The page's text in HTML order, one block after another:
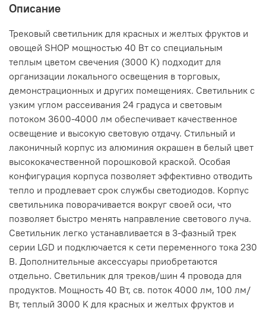
Описание
Трековый светильник для красных и желтых фруктов и
овощей SHOP мощностью 40 Вт со специальным
теплым цветом свечения (3000 К) подходит для
организации локального освещения в торговых,
демонстрационных и других помещениях. Светильник с
узким углом рассеивания 24 градуса и световым
потоком 3600-4000 лм обеспечивает качественное
освещение и высокую световую отдачу. Стильный и
лаконичный корпус из алюминия окрашен в белый цвет
высококачественной порошковой краской. Особая
конфигурация корпуса позволяет эффективно отводить
тепло и продлевает срок службы светодиодов. Корпус
светильника поворачивается вокруг своей оси, что
позволяет быстро менять направление светового луча.
Светильник легко устанавливается в 3-фазный трек
серии LGD и подключается к сети переменного тока 230
В. Дополнительные аксессуары приобретаются
отдельно. Светильник для треков/шин 4 провода для
продуктов. Мощность 40 Вт, св. поток 4000 лм, 100 лм/
Вт, теплый 3000 K для красных и желтых фруктов и